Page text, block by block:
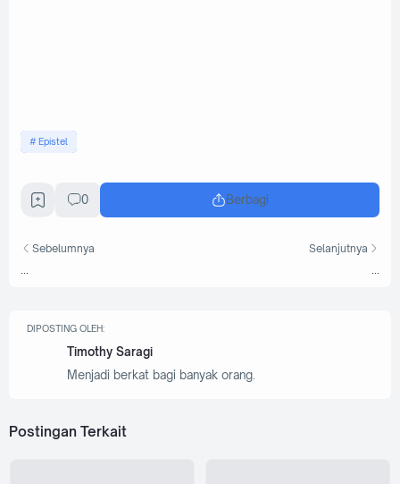
Epistel
0 Berbagi
Sebelumnya
...
Selanjutnya
...
DIPOSTING OLEH:
Timothy Saragi
Menjadi berkat bagi banyak orang.
Postingan Terkait